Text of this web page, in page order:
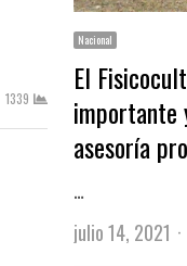
1339
Nacional
El
importante
asesoría
…
julio 14, 2021